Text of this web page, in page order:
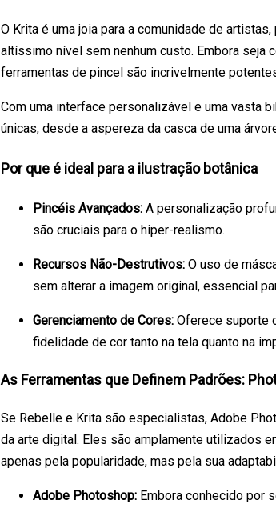
O Krita é uma joia para a comunidade de
altíssimo nível sem nenhum custo. Embora
ferramentas de pincel são incrivelmente
Com uma interface personalizável e uma vasta
únicas, desde a aspereza da casca de uma
Por que é ideal para a ilustração botânica
Pincéis Avançados: A personalização
são cruciais para o hiper-realismo.
Recursos Não-Destrutivos: O uso de
sem alterar a imagem original, essencial
Gerenciamento de Cores: Oferece suporte
fidelidade de cor tanto na tela quanto na
As Ferramentas que Definem Padrões:
Se Rebelle e Krita são especialistas, Adobe
da arte digital. Eles são amplamente utilizados
apenas pela popularidade, mas pela sua
Adobe Photoshop: Embora conhecido por